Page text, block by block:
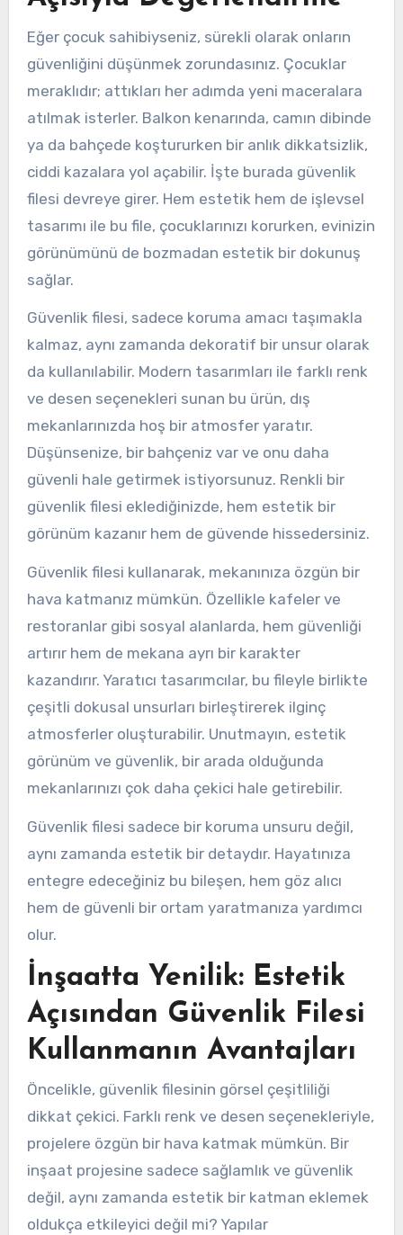
Eğer çocuk sahibiyseniz, sürekli olarak onların
güvenliğini düşünmek zorundasınız. Çocuklar
meraklıdır; attıkları her adımda yeni maceralara
atılmak isterler. Balkon kenarında, camın dibinde
ya da bahçede koştururken bir anlık dikkatsizlik,
ciddi kazalara yol açabilir. İşte burada güvenlik
filesi devreye girer. Hem estetik hem de işlevsel
tasarımı ile bu file, çocuklarınızı korurken, evinizin
görünümünü de bozmadan estetik bir dokunuş
sağlar.
Güvenlik filesi, sadece koruma amacı taşımakla
kalmaz, aynı zamanda dekoratif bir unsur olarak
da kullanılabilir. Modern tasarımları ile farklı renk
ve desen seçenekleri sunan bu ürün, dış
mekanlarınızda hoş bir atmosfer yaratır.
Düşünsenize, bir bahçeniz var ve onu daha
güvenli hale getirmek istiyorsunuz. Renkli bir
güvenlik filesi eklediğinizde, hem estetik bir
görünüm kazanır hem de güvende hissedersiniz.
Güvenlik filesi kullanarak, mekanınıza özgün bir
hava katmanız mümkün. Özellikle kafeler ve
restoranlar gibi sosyal alanlarda, hem güvenliği
artırır hem de mekana ayrı bir karakter
kazandırır. Yaratıcı tasarımcılar, bu fileyle birlikte
çeşitli dokusal unsurları birleştirerek ilginç
atmosferler oluşturabilir. Unutmayın, estetik
görünüm ve güvenlik, bir arada olduğunda
mekanlarınızı çok daha çekici hale getirebilir.
Güvenlik filesi sadece bir koruma unsuru değil,
aynı zamanda estetik bir detaydır. Hayatınıza
entegre edeceğiniz bu bileşen, hem göz alıcı
hem de güvenli bir ortam yaratmanıza yardımcı
olur.
İnşaatta Yenilik: Estetik
Açısından Güvenlik Filesi
Kullanmanın Avantajları
Öncelikle, güvenlik filesinin görsel çeşitliliği
dikkat çekici. Farklı renk ve desen seçenekleriyle,
projelere özgün bir hava katmak mümkün. Bir
inşaat projesine sadece sağlamlık ve güvenlik
değil, aynı zamanda estetik bir katman eklemek
oldukça etkileyici değil mi? Yapılar